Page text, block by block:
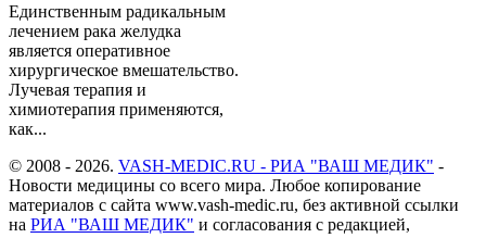
Единственным радикальным
лечением рака желудка
является оперативное
хирургическое вмешательство.
Лучевая терапия и
химиотерапия применяются,
как...
© 2008 - 2026. VASH-MEDIC.RU - РИА "ВАШ МЕДИК" -
Новости медицины со всего мира. Любое копирование
материалов с сайта www.vash-medic.ru, без активной ссылки
на РИА "ВАШ МЕДИК" и согласования с редакцией,